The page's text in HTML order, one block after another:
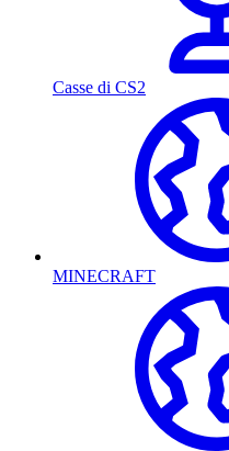
Casse di CS2
MINECRAFT